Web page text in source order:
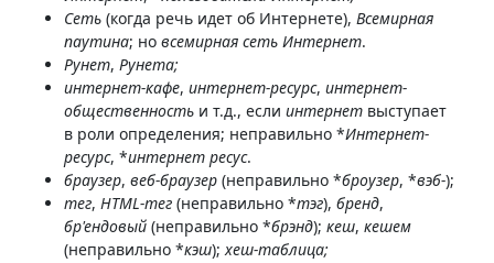
Сеть (когда речь идет об Интернете), Всемирная
паутина; но всемирная сеть Интернет.
Рунет, Рунета;
интернет-кафе, интернет-ресурс, интернет-
общественность и т.д., если интернет выступает
в роли определения; неправильно *Интернет-
ресурс, *интернет ресус.
браузер, веб-браузер (неправильно *броузер, *вэб-);
тег, HTML-тег (неправильно *тэг), бренд,
бр'ендовый (неправильно *брэнд); кеш, кешем
(неправильно *кэш); хеш-таблица;